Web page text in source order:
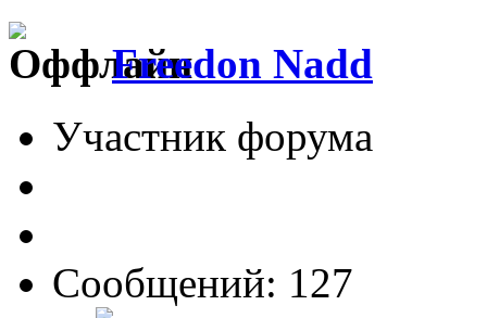
Freedon Nadd
Участник форума
Сообщений: 127